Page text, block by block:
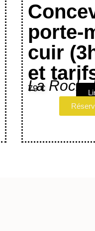
porte-
cuir
et
La
79 €